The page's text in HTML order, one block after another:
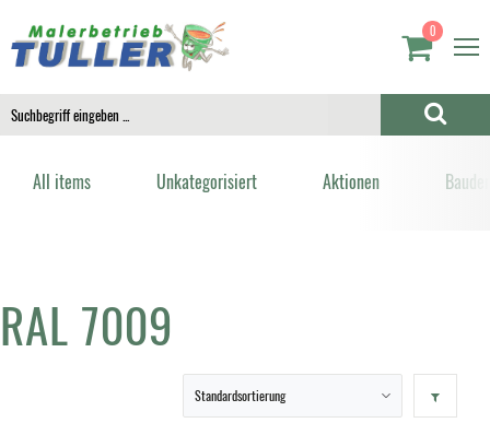
0
All items Unkategorisiert Aktionen
RAL 7009